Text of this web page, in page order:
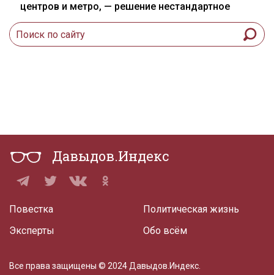
центров и метро, — решение нестандартное
Давыдов.Индекс
Повестка
Эксперты
Политическая жизнь
Обо всём
Все права защищены © 2024 Давыдов.Индекс.